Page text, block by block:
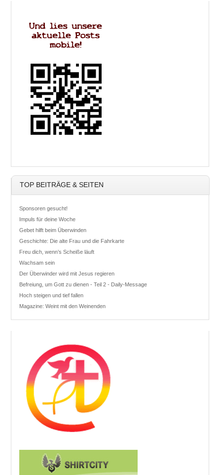
TOP BEITRÄGE & SEITEN
Sponsoren gesucht!
Impuls für deine Woche
Gebet hilft beim Überwinden
Geschichte: Die alte Frau und die Fahrkarte
Freu dich, wenn’s Scheiße läuft
Wachsam sein
Der Überwinder wird mit Jesus regieren
Befreiung, um Gott zu dienen - Teil 2 - Daily-Message
Hoch steigen und tief fallen
Magazine: Weint mit den Weinenden